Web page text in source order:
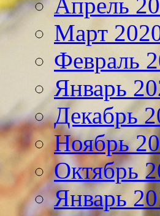
Апрель
Март
Февраль
Январь
Декабрь
Ноябрь
Октябрь
Январь